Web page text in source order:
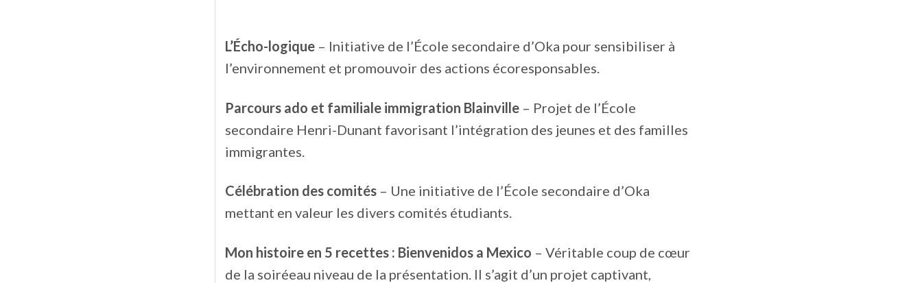
L’Écho-logique– Initiative de l’École secondaire d’Oka pour sensibiliser à
l’environnement et promouvoir des actions écoresponsables.
Parcours ado et familiale immigration Blainville– Projet de l’École
secondaire Henri-Dunant favorisant l’intégration des jeunes et des familles
immigrantes.
Célébration des comités– Une initiative de l’École secondaire d’Oka
mettant en valeur les divers comités étudiants.
Mon histoire en 5 recettes : Bienvenidos a Mexico – Véritable coup de cœur
de la soiréeau niveau de la présentation. Il s’agit d’un projet captivant,